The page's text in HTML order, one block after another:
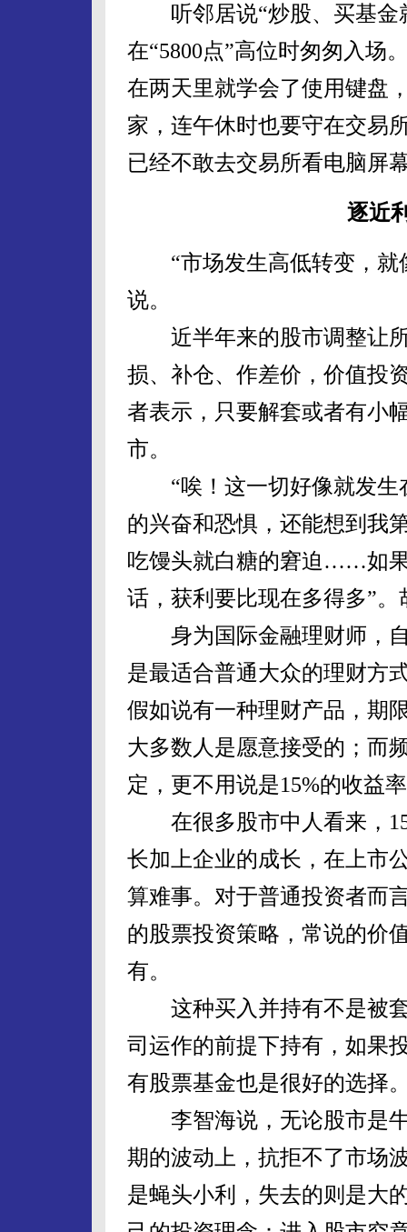
听邻居说“炒股、买基金
在“5800点”高位时匆匆入场
在两天里就学会了使用键盘
家，连午休时也要守在交易
已经不敢去交易所看电脑
逐近
“市场发生高低转变，就
说。
近半年来的股市调整让所
损、补仓、作差价，价值投
者表示，只要解套或者有小
市。
“唉！这一切好像就发生
的兴奋和恐惧，还能想到我
吃馒头就白糖的窘迫……如
话，获利要比现在多得多”
身为国际金融理财师，自
是最适合普通大众的理财方
假如说有一种理财产品，期
大多数人是愿意接受的；而
定，更不用说是15%的收益
在很多股市中人看来，
长加上企业的成长，在上市
算难事。对于普通投资者而
的股票投资策略，常说的价
有。
这种买入并持有不是被套
司运作的前提下持有，如果
有股票基金也是很好的选择
李智海说，无论股市是牛
期的波动上，抗拒不了市场
是蝇头小利，失去的则是大